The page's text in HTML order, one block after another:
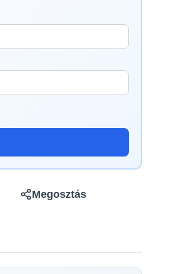
Megosztás